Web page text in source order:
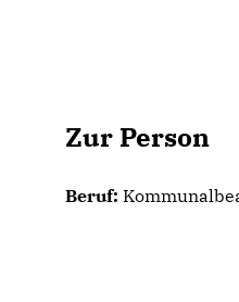
Zur Person
Beruf: